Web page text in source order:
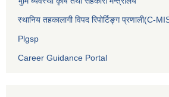
स्थानिय तहकालागी विपद रिपोर्टिङ्ग प्रणाली(C-
Plgsp
Career Guidance Portal